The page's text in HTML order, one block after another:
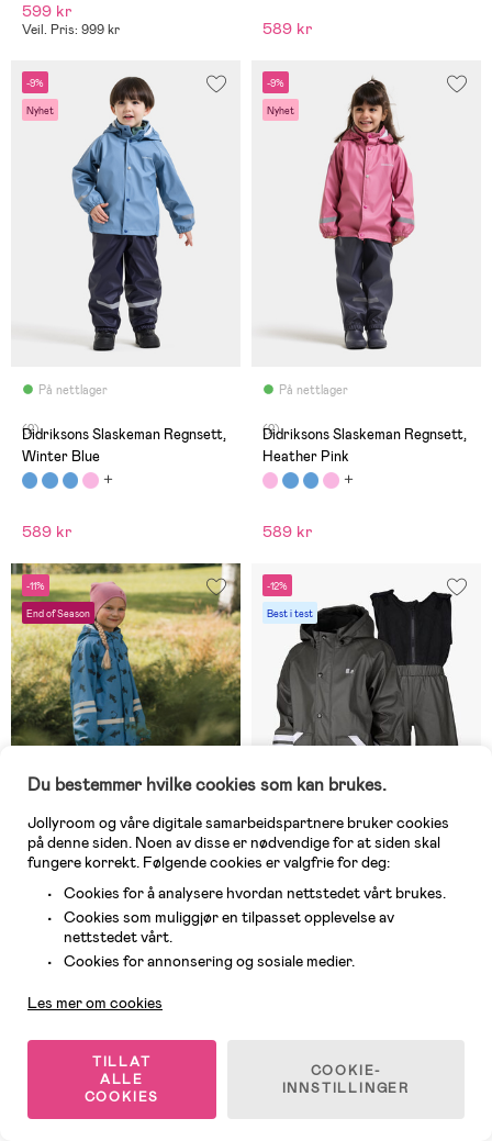
599 kr
Veil. Pris: 999 kr 589 kr
-9%
Nyhet
På nettlager
(2)
Didriksons Slaskeman Regnsett,
Winter Blue
589 kr
-9%
Nyhet
På nettlager
(2)
Didriksons Slaskeman Regnsett,
Heather Pink
589 kr
-11%
End of Season
9 IGJEN
Lindberg Vattholma Regnsett,
Blå/Svart
569 kr
Veil. Pris: 959 kr
-12%
Best i test
3 IGJEN
Regnsett, Anthracite
End of Season
Best i test
Du bestemmer hvilke cookies som kan brukes.
Jollyroom og våre digitale samarbeidspartnere bruker cookies
på denne siden. Noen av disse er nødvendige for at siden skal
fungere korrekt. Følgende cookies er valgfrie for deg:
Cookies for å analysere hvordan nettstedet vårt brukes.
Cookies som muliggjør en tilpasset opplevelse av
nettstedet vårt.
Cookies for annonsering og sosiale medier.
Les mer om cookies
TILLAT
ALLE
COOKIES
COOKIE-
INNSTILLINGER